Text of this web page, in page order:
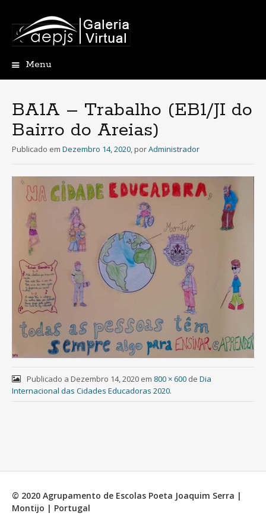
Menu
conteúdo
BA1A – Trabalho (EB1/JI do
Bairro do Areias)
Publicado em Dezembro 14, 2020, porAdministrador
Publicado a Dezembro 14, 2020em 800 × 600de Dia
Internacional das Cidades Educadoras 2020.
© 2020 Agrupamento de Escolas Poeta Joaquim Serra |
Montijo | Portugal